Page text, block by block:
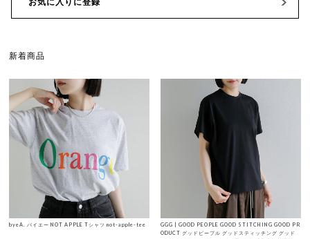
新着商品
byeA. バイエー NOT APPLE Tシャツ not-apple-tee
GGG | GOOD PEOPLE GOOD STITCHING GOOD PR
ODUCT グッドピープル グッドスティッチング グッド